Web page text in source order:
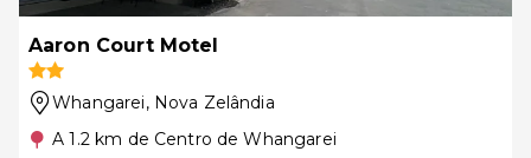
Aaron Court Motel
Whangarei, Nova Zelândia
A 1.2 km de Centro de Whangarei